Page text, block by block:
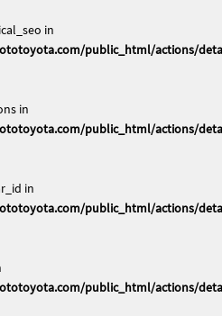
in
public_html/actions/
in
public_html/actions/
in
public_html/actions/
public_html/actions/